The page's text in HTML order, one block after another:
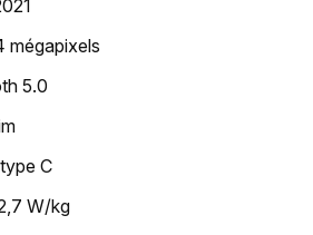
mégapixels
5.0
C
W/kg